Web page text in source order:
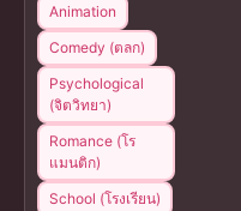
Animation
Comedy (ตลก)
Psychological
(จิตวิทยา)
Romance (โร
แมนติก)
School (โรงเรียน)